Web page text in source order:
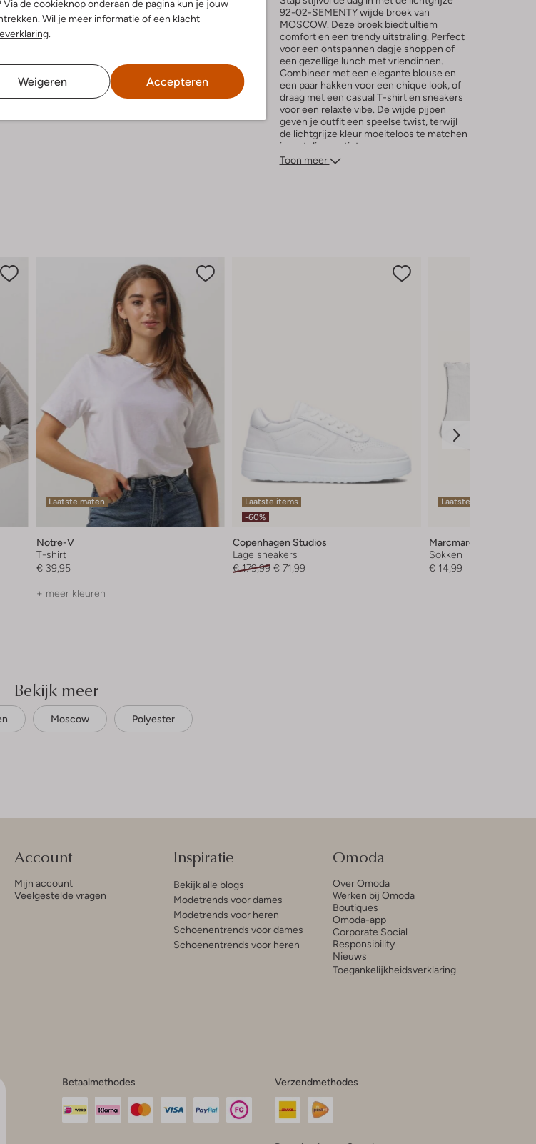
de cookieknop onderaan de pagina kun je jouw
Wil je meer informatie of een klacht
.
Weigeren Accepteren
Beperkt wassen op 40 °C
Strijken op maximaal 150 °C
Gewone chemische reiniging
Niet bleken
92-02-SEMENTY wijde broek van
MOSCOW. Deze broek biedt ultiem
comfort en een trendy uitstraling. Perfect
voor een ontspannen dagje shoppen of
een gezellige lunch met vriendinnen.
Combineer met een elegante blouse en
een paar hakken voor een chique look, of
draag met een casual T-shirt en sneakers
voor een relaxte vibe. De wijde pijpen
geven je outfit een speelse twist, terwijl
de lichtgrijze kleur moeiteloos te matchen
is met diverse tinten.
Toon meer
Laatste maten
Notre-V
T-shirt
€ 39,95
+ meer kleuren
Laatste items
-60%
Copenhagen Studios
Lage sneakers
€ 179,99 € 71,99
Laatste items
Marcmarcs
Sokken
€ 14,99
Bekijk meer
Moscow Polyester
Account
Mijn account
Veelgestelde vragen
Inspiratie
Bekijk alle blogs
Modetrends voor dames
Modetrends voor heren
Schoenentrends voor dames
Schoenentrends voor heren
Omoda
Over Omoda
Werken bij Omoda
Boutiques
Omoda-app
Corporate Social
Responsibility
Nieuws
Toegankelijkheidsverklaring
Betaalmethodes Verzendmethodes